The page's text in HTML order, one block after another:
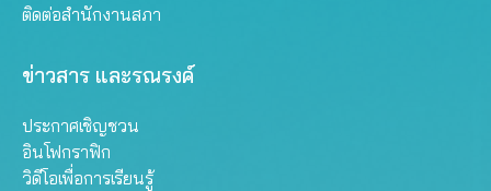
ติดต่อสำนักงานสภา
ข่าวสาร และรณรงค์
ประกาศเชิญชวน
อินโฟกราฟิก
วิดีโอเพื่อการเรียนรู้